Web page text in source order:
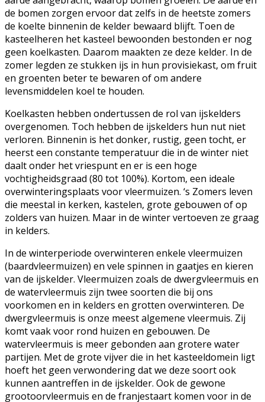
de bomen zorgen ervoor dat zelfs in de heetste zomers
de koelte binnenin de kelder bewaard blijft. Toen de
kasteelheren het kasteel bewoonden bestonden er nog
geen koelkasten. Daarom maakten ze deze kelder. In de
zomer legden ze stukken ijs in hun provisiekast, om fruit
en groenten beter te bewaren of om andere
levensmiddelen koel te houden.
Koelkasten hebben ondertussen de rol van ijskelders
overgenomen. Toch hebben de ijskelders hun nut niet
verloren. Binnenin is het donker, rustig, geen tocht, er
heerst een constante temperatuur die in de winter niet
daalt onder het vriespunt en er is een hoge
vochtigheidsgraad (80 tot 100%). Kortom, een ideale
overwinteringsplaats voor vleermuizen. ‘s Zomers leven
die meestal in kerken, kastelen, grote gebouwen of op
zolders van huizen. Maar in de winter vertoeven ze graag
in kelders.
In de winterperiode overwinteren enkele vleermuizen
(baardvleermuizen) en vele spinnen in gaatjes en kieren
van de ijskelder. Vleermuizen zoals de dwergvleermuis en
de watervleermuis zijn twee soorten die bij ons
voorkomen en in kelders en grotten overwinteren. De
dwergvleermuis is onze meest algemene vleermuis. Zij
komt vaak voor rond huizen en gebouwen. De
watervleermuis is meer gebonden aan grotere water
partijen. Met de grote vijver die in het kasteeldomein ligt
hoeft het geen verwondering dat we deze soort ook
kunnen aantreffen in de ijskelder. Ook de gewone
grootoorvleermuis en de franjestaart komen voor in de